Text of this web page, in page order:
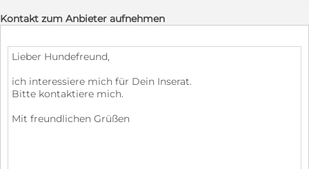
Kontakt zum Anbieter aufnehmen